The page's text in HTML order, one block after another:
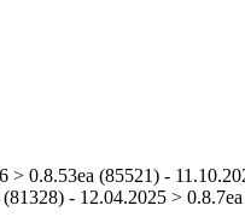
0.8.53ea (85521) -
- 12.04.2025 >